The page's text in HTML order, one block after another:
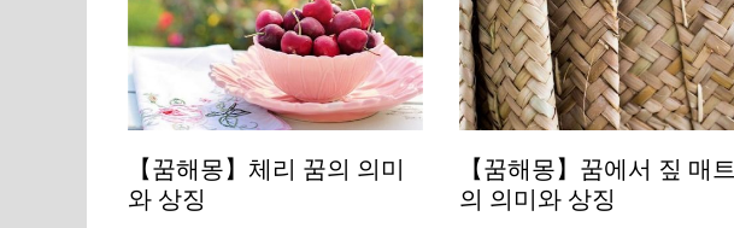
【꿈해몽】체리 꿈의 의미
와 상징
【꿈해몽】꿈에서 짚 매트
의 의미와 상징